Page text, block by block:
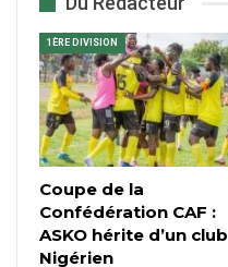
1ÈRE DIVISION
Coupe de la
Confédération CAF :
ASKO hérite d’un club
Nigérien